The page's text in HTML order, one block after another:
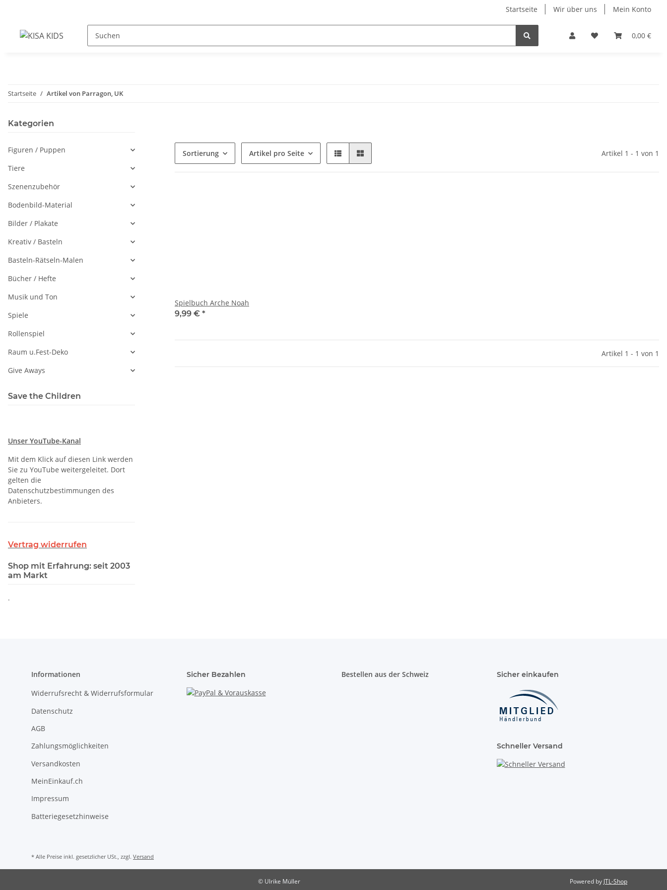
Startseite Wir über uns Mein Konto
0,00 €
Startseite Artikel von Parragon, UK
Sortierung Artikel pro Seite Artikel 1 - 1 von 1
Spielbuch Arche Noah
9,99 € *
Artikel 1 - 1 von 1
Kategorien
Figuren / Puppen
Tiere
Szenenzubehör
Bodenbild-Material
Bilder / Plakate
Kreativ / Basteln
Basteln-Rätseln-Malen
Bücher / Hefte
Musik und Ton
Spiele
Rollenspiel
Raum u.Fest-Deko
Give Aways
Save the Children
Unser YouTube-Kanal
Mit dem Klick auf diesen Link werden
Sie zu YouTube weitergeleitet. Dort
gelten die
Datenschutzbestimmungen des
Anbieters.
Vertrag widerrufen
Shop mit Erfahrung: seit 2003
am Markt
.
Informationen
Widerrufsrecht & Widerrufsformular
Datenschutz
AGB
Zahlungsmöglichkeiten
Versandkosten
MeinEinkauf.ch
Impressum
Batteriegesetzhinweise
Sicher Bezahlen Bestellen aus der Schweiz Sicher einkaufen
Schneller Versand
* Alle Preise inkl. gesetzlicher USt., zzgl. Versand
© Ulrike Müller Powered by JTL-Shop